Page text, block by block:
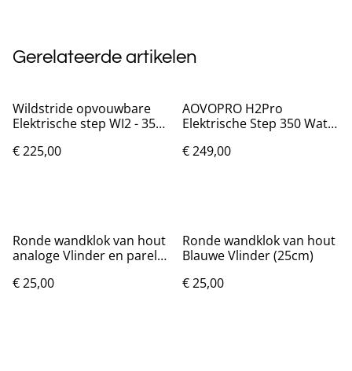
Gerelateerde artikelen
Wildstride opvouwbare
Elektrische step WI2 - 350
€ 225,00
AOVOPRO H2Pro
Elektrische Step 350 Watt
€ 249,00
Ronde wandklok van hout
analoge Vlinder en parels
€ 25,00
Ronde wandklok van hout
Blauwe Vlinder (25cm)
€ 25,00